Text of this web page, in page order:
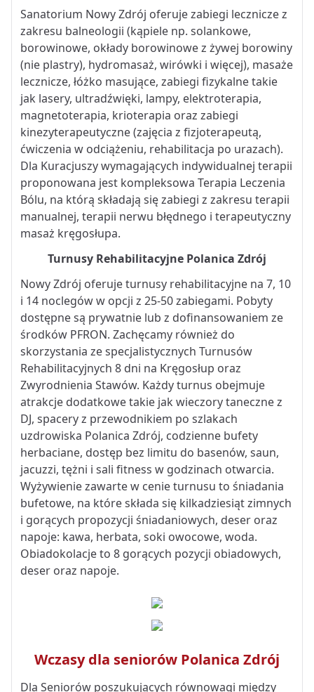
Sanatorium Nowy Zdrój oferuje zabiegi lecznicze z
zakresu balneologii (kąpiele np. solankowe,
borowinowe, okłady borowinowe z żywej borowiny
(nie plastry), hydromasaż, wirówki i więcej), masaże
lecznicze, łóżko masujące, zabiegi fizykalne takie
jak lasery, ultradźwięki, lampy, elektroterapia,
magnetoterapia, krioterapia oraz zabiegi
kinezyterapeutyczne (zajęcia z fizjoterapeutą,
ćwiczenia w odciążeniu, rehabilitacja po urazach).
Dla Kuracjuszy wymagających indywidualnej terapii
proponowana jest kompleksowa Terapia Leczenia
Bólu, na którą składają się zabiegi z zakresu terapii
manualnej, terapii nerwu błędnego i terapeutyczny
masaż kręgosłupa.
Turnusy Rehabilitacyjne Polanica Zdrój
Nowy Zdrój oferuje turnusy rehabilitacyjne na 7, 10
i 14 noclegów w opcji z 25-50 zabiegami. Pobyty
dostępne są prywatnie lub z dofinansowaniem ze
środków PFRON. Zachęcamy również do
skorzystania ze specjalistycznych Turnusów
Rehabilitacyjnych 8 dni na Kręgosłup oraz
Zwyrodnienia Stawów. Każdy turnus obejmuje
atrakcje dodatkowe takie jak wieczory taneczne z
DJ, spacery z przewodnikiem po szlakach
uzdrowiska Polanica Zdrój, codzienne bufety
herbaciane, dostęp bez limitu do basenów, saun,
jacuzzi, tężni i sali fitness w godzinach otwarcia.
Wyżywienie zawarte w cenie turnusu to śniadania
bufetowe, na które składa się kilkadziesiąt zimnych
i gorących propozycji śniadaniowych, deser oraz
napoje: kawa, herbata, soki owocowe, woda.
Obiadokolacje to 8 gorących pozycji obiadowych,
deser oraz napoje.
Wczasy dla seniorów Polanica Zdrój
Dla Seniorów poszukujących równowagi między